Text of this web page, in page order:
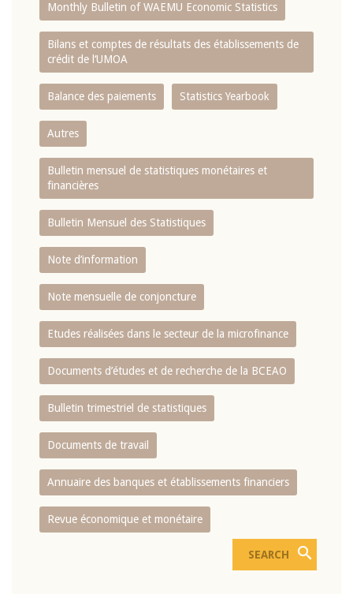
Monthly Bulletin of WAEMU Economic Statistics
Bilans et comptes de résultats des établissements de
crédit de l‘UMOA
Balance des paiements Statistics Yearbook
Autres
Bulletin mensuel de statistiques monétaires et
financières
Bulletin Mensuel des Statistiques
Note d’information
Note mensuelle de conjoncture
Etudes réalisées dans le secteur de la microfinance
Documents d’études et de recherche de la BCEAO
Bulletin trimestriel de statistiques
Documents de travail
Annuaire des banques et établissements financiers
Revue économique et monétaire